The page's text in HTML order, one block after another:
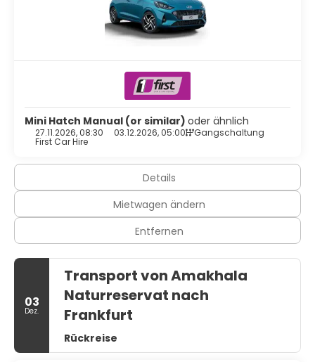
Mini Hatch Manual (or similar) oder ähnlich
27.11.2026, 08:30 03.12.2026, 05:00 Gangschaltung
First Car Hire
Details
Mietwagen ändern
Entfernen
03
Dez.
Transport von Amakhala
Naturreservat nach
Frankfurt
Rückreise